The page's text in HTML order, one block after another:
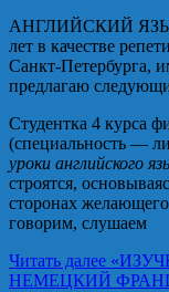
АНГЛИЙСКИЙ ЯЗЫК
лет в качестве
Санкт-Петербурга,
предлагаю
Студентка 4 курса
(специальность —
уроки английского
строятся,
сторонах желающего
говорим, слушаем
Читать далее
НЕМЕЦКИЙ